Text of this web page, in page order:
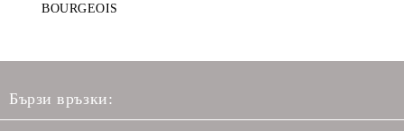
BOURGEOIS
Бързи връзки: